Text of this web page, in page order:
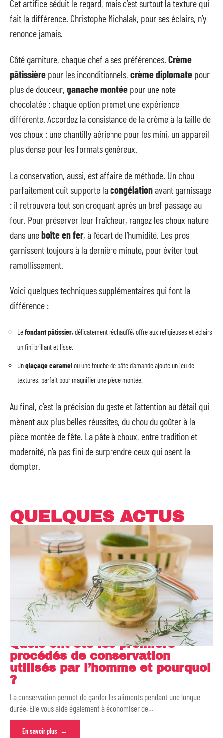
Cet artifice séduit le regard, mais c’est surtout la texture qui
fait la différence. Christophe Michalak, pour ses éclairs, n’y
renonce jamais.
Côté garniture, chaque chef a ses préférences. Crème
pâtissière pour les inconditionnels, crème diplomate pour
plus de douceur, ganache montée pour une note
chocolatée : chaque option promet une expérience
différente. Accordez la consistance de la crème à la taille de
vos choux : une chantilly aérienne pour les mini, un appareil
plus dense pour les formats généreux.
La conservation, aussi, est affaire de méthode. Un chou
parfaitement cuit supporte lacongélationavant garnissage
: il retrouvera tout son croquant après un bref passage au
four. Pour préserver leur fraîcheur, rangez les choux nature
dans uneboîte en fer, à l’écart de l’humidité. Les pros
garnissent toujours à la dernière minute, pour éviter tout
ramollissement.
Voici quelques techniques supplémentaires qui font la
différence :
Lefondant pâtissier, délicatement réchauffé, offre aux religieuses et éclairs
un fini brillant et lisse.
Unglaçage caramelou une touche de pâte d’amande ajoute un jeu de
textures, parfait pour magnifier une pièce montée.
Au final, c’est la précision du geste et l’attention au détail qui
mènent aux plus belles réussites, du chou du goûter à la
pièce montée de fête. La pâte à choux, entre tradition et
modernité, n’a pas fini de surprendre ceux qui osent la
dompter.
QUELQUES ACTUS
Quels ont été les premiers
procédés de conservation
utilisés par l’homme et pourquoi
?
La conservation permet de garder les aliments pendant une longue
durée. Elle vous aide également à économiser de…
En savoir plus